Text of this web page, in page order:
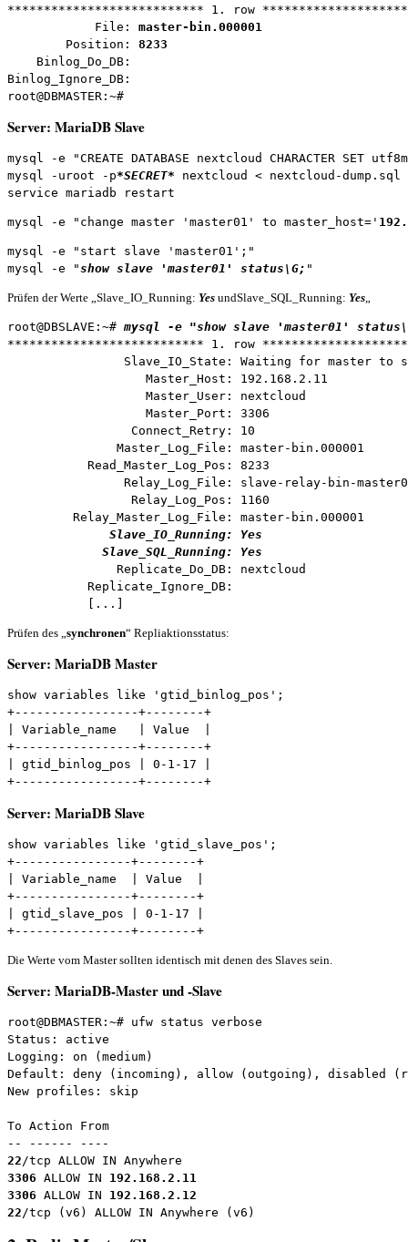
*************************** 1. row
            File:
master-bin.000001
        Position:
8233
    Binlog_Do_DB:
Binlog_Ignore_DB:
root@DBMASTER:~#
Server: MariaDB Slave
mysql -e "CREATE DATABASE nextcloud CHARACTER SET
mysql -uroot -p*SECRET* nextcloud < nextcloud-dump.sql
service mariadb restart
mysql -e "change master 'master01' to master_host='
mysql -e "start slave 'master01';"
mysql -e "show slave 'master01' status\G; "
Prüfen der Werte „Slave_IO_Running: Yes undSlave_SQL_Running: Yes„
root@DBSLAVE:~# mysql -e "show slave 'master01'
*************************** 1. row
Slave_IO_State: Waiting for master to
                   Master_Host: 192.168.2.11
                   Master_User: nextcloud
                   Master_Port: 3306
                 Connect_Retry: 10
               Master_Log_File: master-bin.000001
           Read_Master_Log_Pos: 8233
Relay_Log_File: slave-relay-bin-
                 Relay_Log_Pos: 1160
         Relay_Master_Log_File: master-bin.000001
Slave_IO_Running: Yes
             Slave_SQL_Running: Yes
               Replicate_Do_DB: nextcloud
           Replicate_Ignore_DB:
           [...]
Prüfen des „ synchronen“ Repliaktionsstatus:
Server: MariaDB Master
show variables like 'gtid_binlog_pos';
+-----------------+--------+
| Variable_name   | Value  |
+-----------------+--------+
| gtid_binlog_pos | 0-1-17 |
+-----------------+--------+
Server: MariaDB Slave
show variables like 'gtid_slave_pos';
+----------------+--------+
| Variable_name  | Value  |
+----------------+--------+
| gtid_slave_pos | 0-1-17 |
+----------------+--------+
Die Werte vom Master sollten identisch mit denen des Slaves sein.
Server: MariaDB-Master und -Slave
root@DBMASTER:~# ufw status verbose
Status: active
Logging: on (medium)
Default: deny (incoming), allow (outgoing), disabled
New profiles: skip
To Action From
22
3306 ALLOW IN 192.168.2.11
3306 ALLOW IN 192.168.2.12
22 /tcp (v6) ALLOW IN Anywhere (v6)